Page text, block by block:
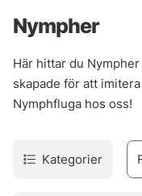
Nympher
Här hittar du
skapade för att
Nymphfluga hos oss!
Kategorier